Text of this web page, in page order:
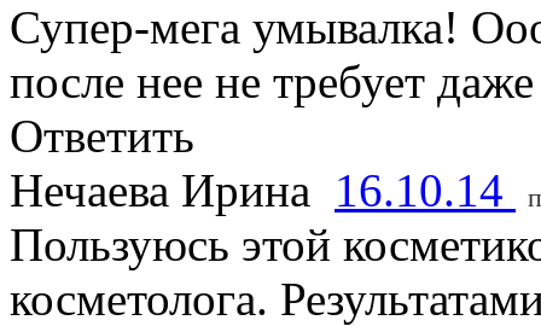
Супер-мега умывалка!
после нее не требует
Ответить
Нечаева Ирина 16.10.14
Пользуюсь этой
косметолога.